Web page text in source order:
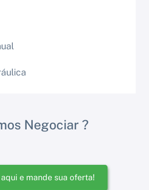
Negociar ?
e mande sua oferta!